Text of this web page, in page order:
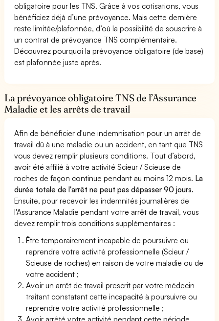
obligatoire pour les TNS. Grâce à vos cotisations, vous
bénéficiez déjà d’une prévoyance. Mais cette dernière
reste limitée/plafonnée, d’où la possibilité de souscrire à
un contrat de prévoyance TNS complémentaire.
Découvrez pourquoi la prévoyance obligatoire (de base)
est plafonnée juste après.
La prévoyance obligatoire TNS de l’Assurance
Maladie et les arrêts de travail
Afin de bénéficier d'une indemnisation pour un arrêt de
travail dû à une maladie ou un accident, en tant que TNS
vous devez remplir plusieurs conditions. Tout d’abord,
avoir été affilié à votre activité Scieur / Scieuse de
roches de façon continue pendant au moins 12 mois. La
durée totale de l'arrêt ne peut pas dépasser 90 jours.
Ensuite, pour recevoir les indemnités journalières de
l'Assurance Maladie pendant votre arrêt de travail, vous
devez remplir trois conditions supplémentaires :
Être temporairement incapable de poursuivre ou
reprendre votre activité professionnelle (Scieur /
Scieuse de roches) en raison de votre maladie ou de
votre accident ;
Avoir un arrêt de travail prescrit par votre médecin
traitant constatant cette incapacité à poursuivre ou
reprendre votre activité professionnelle ;
Avoir arrêté votre activité pendant cette période